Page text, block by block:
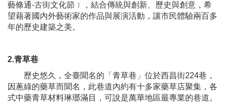
藝條通-古街文化節﹞，結合傳統與創新、歷史與創意，希
望藉著國內外藝術家的作品與展演活動，讓市民體驗兩百多
年的歷史建築之美。
2.青草巷
歷史悠久，全臺聞名的「青草巷」位於西昌街224巷，
因蔥綠的藥草而聞名，此巷道內約有十多家藥草店聚集，各
式中藥青草材料琳瑯滿目，可說是萬華地區最專業的巷道。